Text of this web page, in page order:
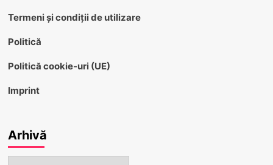
Termeni și condiții de utilizare
Politică
Politică cookie-uri (UE)
Imprint
Arhivă